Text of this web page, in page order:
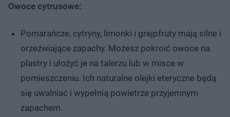
Owoce cytrusowe:
Pomarańcze, cytryny, limonki i grejpfruty mają silne i
orzeźwiające zapachy. Możesz pokroić owoce na
plastry i ułożyć je na talerzu lub w misce w
pomieszczeniu. Ich naturalne olejki eteryczne będą
się uwalniać i wypełnią powietrze przyjemnym
zapachem.